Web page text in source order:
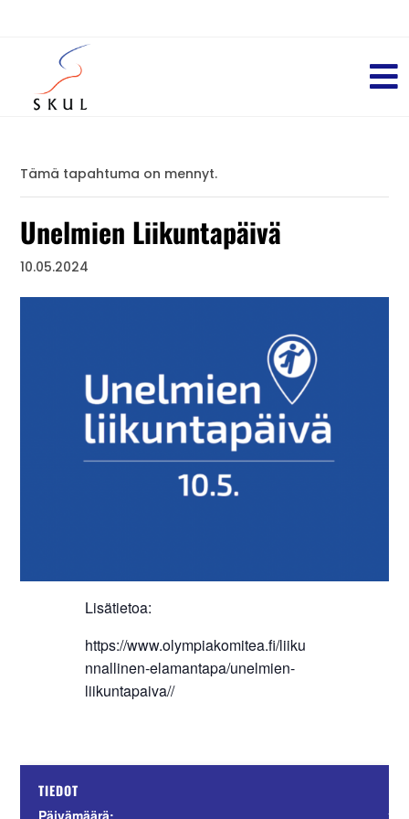
Tämä tapahtuma on mennyt.
Unelmien Liikuntapäivä
10.05.2024
Lisätietoa:
https://www.olympiakomitea.fi/liiku
nnallinen-elamantapa/unelmien-
liikuntapaiva//
TIEDOT